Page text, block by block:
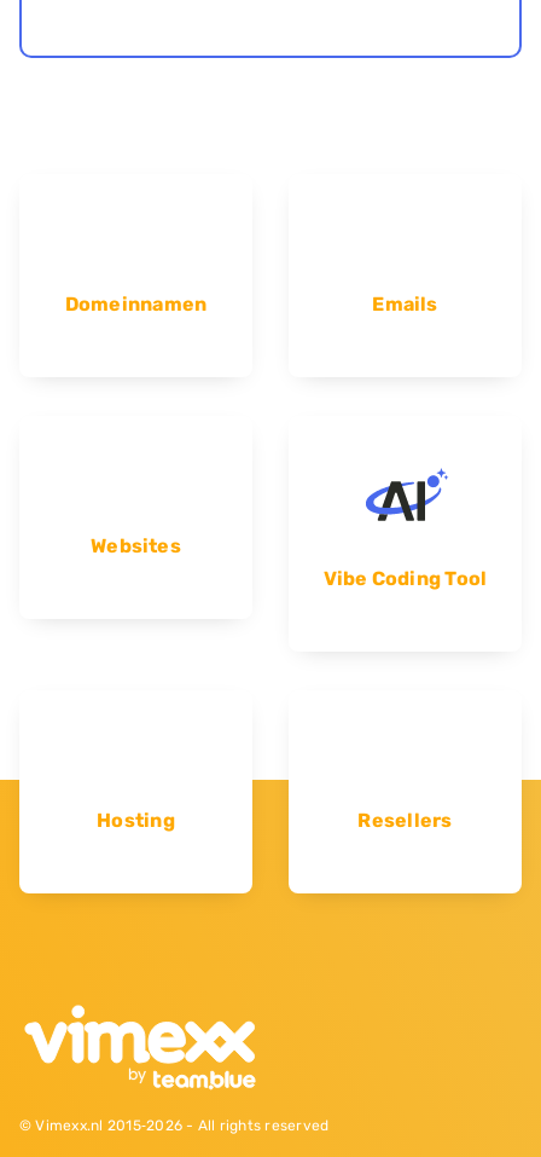
Domeinnamen Emails
Websites
Vibe Coding Tool
Hosting Resellers
© Vimexx.nl 2015‐2026 - All rights reserved